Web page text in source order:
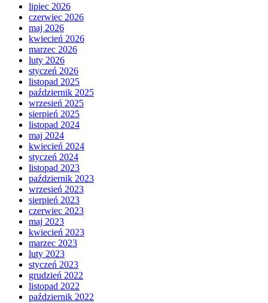
lipiec 2026
czerwiec 2026
maj 2026
kwiecień 2026
marzec 2026
luty 2026
styczeń 2026
listopad 2025
październik 2025
wrzesień 2025
sierpień 2025
listopad 2024
maj 2024
kwiecień 2024
styczeń 2024
listopad 2023
październik 2023
wrzesień 2023
sierpień 2023
czerwiec 2023
maj 2023
kwiecień 2023
marzec 2023
luty 2023
styczeń 2023
grudzień 2022
listopad 2022
październik 2022